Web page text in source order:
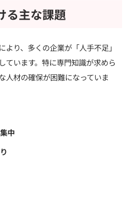
る主な課題
より、多くの企業が「人手不足」
ています。特に専門知識が求めら
人材の確保が困難になっていま
中